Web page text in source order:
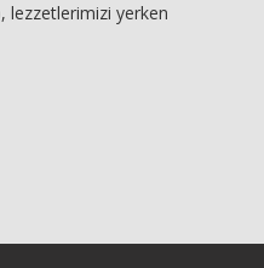
lezzetlerimizi yerken